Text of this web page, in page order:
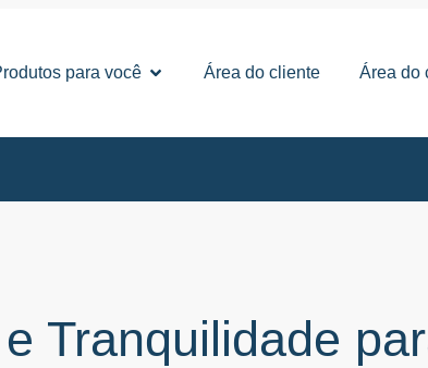
para você Área do cliente Área do
Tranquilidade